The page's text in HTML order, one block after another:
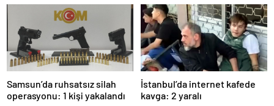
Samsun’da ruhsatsız silah
operasyonu: 1 kişi yakalandı
İstanbul’da internet kafede
kavga: 2 yaralı